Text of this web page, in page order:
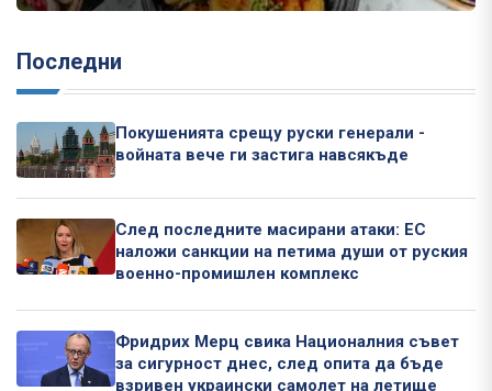
Последни
Покушенията срещу руски генерали -
войната вече ги застига навсякъде
След последните масирани атаки: ЕС
наложи санкции на петима души от руския
военно-промишлен комплекс
Фридрих Мерц свика Националния съвет
за сигурност днес, след опита да бъде
взривен украински самолет на летище